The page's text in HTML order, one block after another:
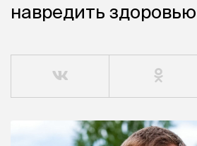
навредить здоровью